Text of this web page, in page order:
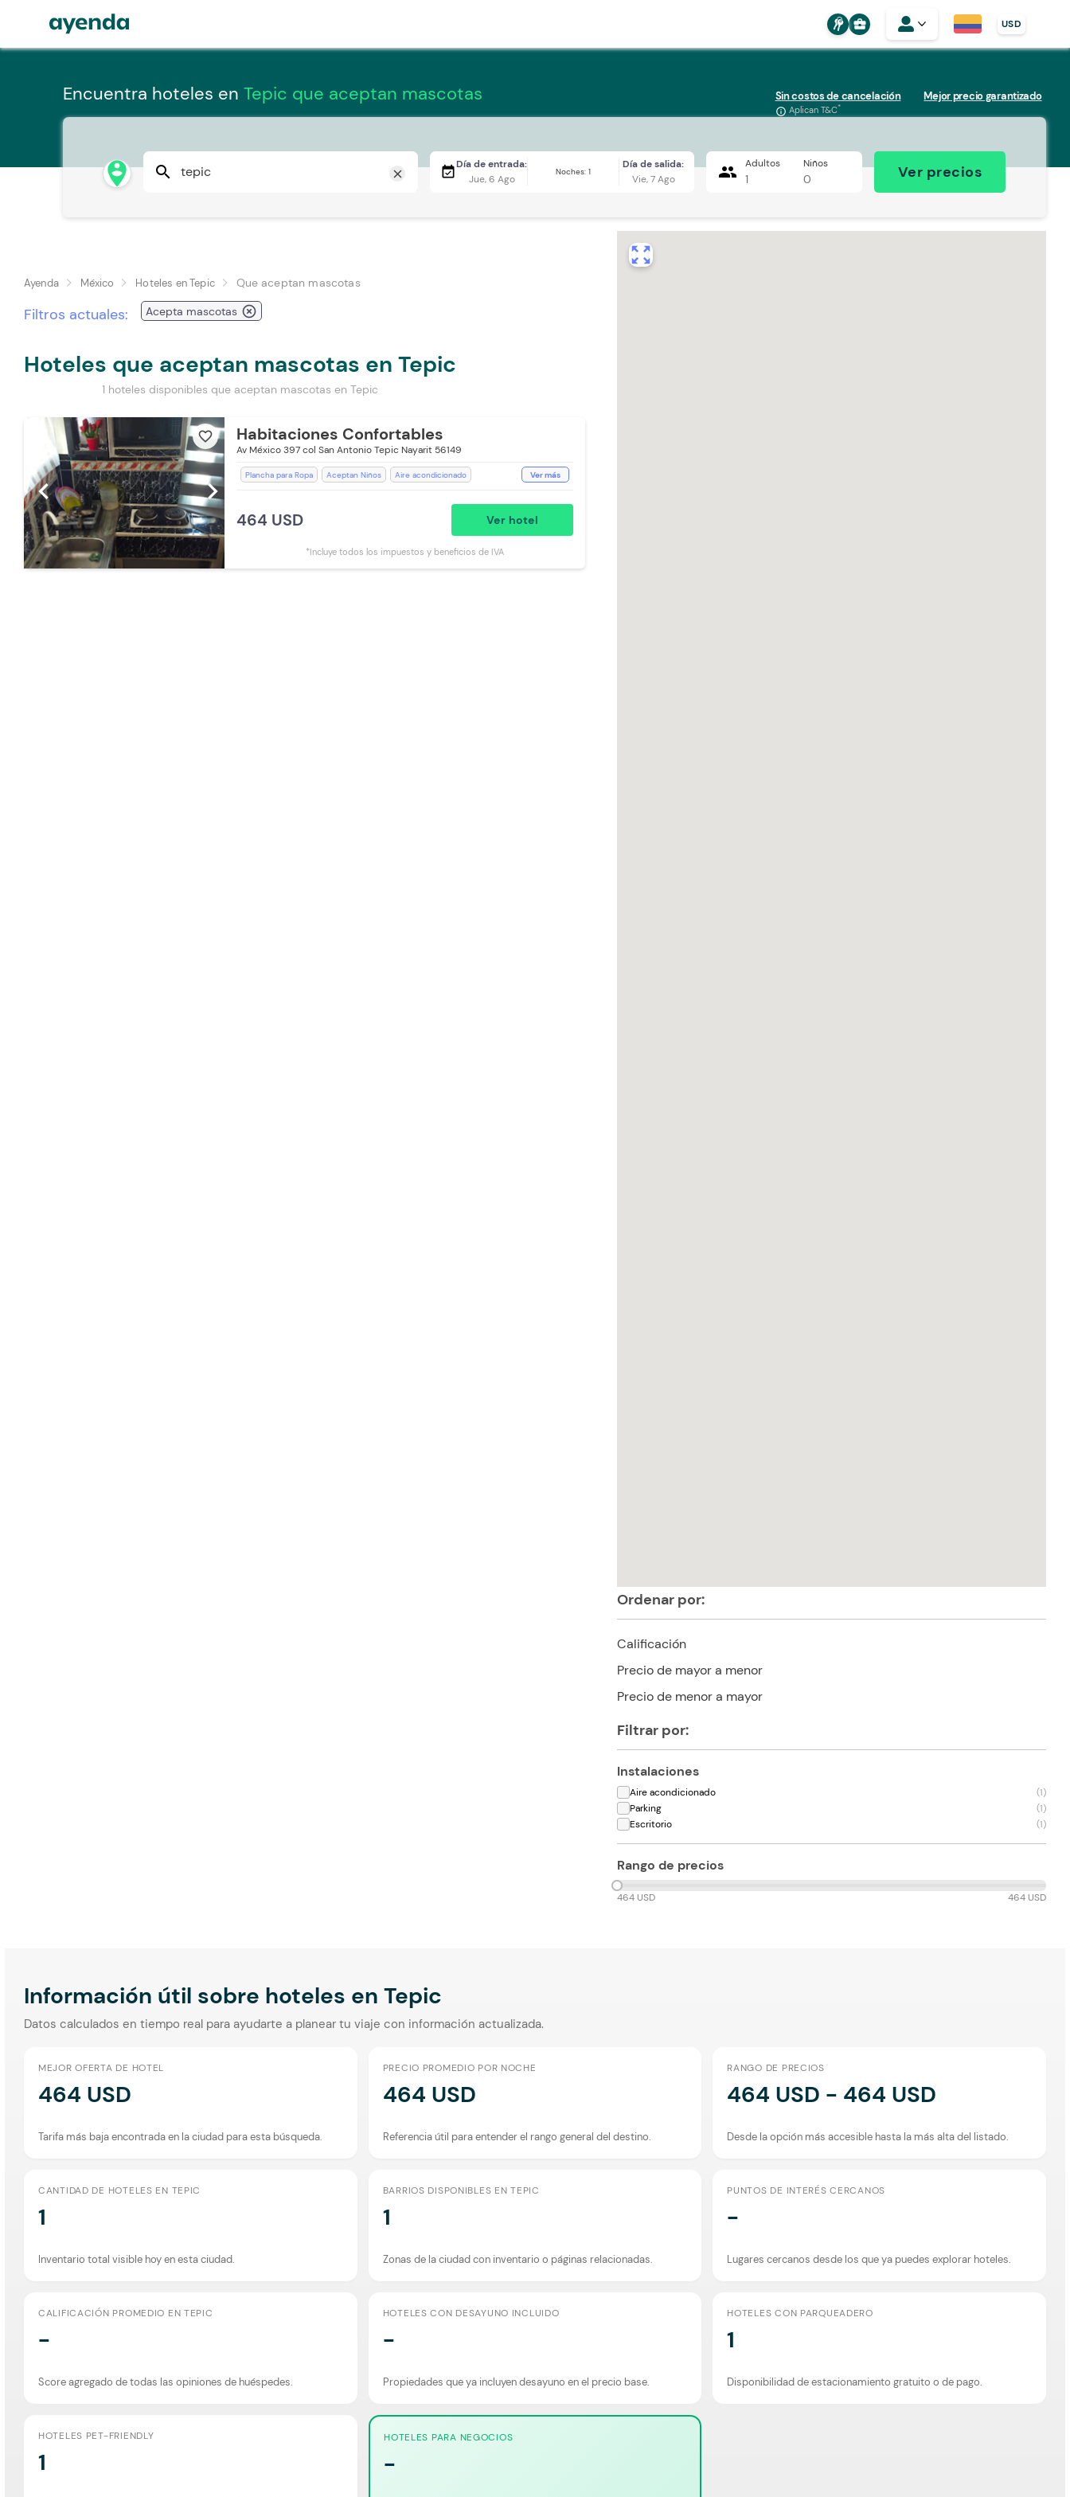
business_center USD
Encuentra hoteles en Tepic que aceptan mascotas Sin costos de cancelación
info_outline Aplican T&C*
Mejor precio garantizado
person_pin_circle search close event_availableDía de entrada:
Jue, 6 Ago
Noches: 1
Día de salida:
Vie, 7 Ago
people Adultos
1
Niños
0 Ver precios
Ayenda México Hoteles en Tepic Que aceptan mascotas
Filtros actuales: Acepta mascotas highlight_off
Hoteles que aceptan mascotas en Tepic
1 hoteles disponibles que aceptan mascotas en Tepic
favorite_border
chevron_left chevron_right
Habitaciones Confortables
Av México 397 col San Antonio Tepic Nayarit 56149
Plancha para Ropa Aceptan Niños
Aire acondicionado
Parqueadero Externo
Toallas
Ver más
464 USD Ver hotel
*Incluye todos los impuestos y beneficios de IVA
zoom_out_map
Ordenar por:
Calificación
Precio de mayor a menor
Precio de menor a mayor
Filtrar por:
Instalaciones
Aire acondicionado (1)
Parking
(1)
Escritorio
(1)
Rango de precios
464 USD 464 USD
Información útil sobre hoteles en Tepic
Datos calculados en tiempo real para ayudarte a planear tu viaje con información actualizada.
MEJOR OFERTA DE HOTEL
464 USD
Tarifa más baja encontrada en la ciudad para esta búsqueda.
PRECIO PROMEDIO POR NOCHE
464 USD
Referencia útil para entender el rango general del destino.
RANGO DE PRECIOS
464 USD - 464 USD
Desde la opción más accesible hasta la más alta del listado.
CANTIDAD DE HOTELES EN TEPIC
1
Inventario total visible hoy en esta ciudad.
BARRIOS DISPONIBLES EN TEPIC
1
Zonas de la ciudad con inventario o páginas relacionadas.
PUNTOS DE INTERÉS CERCANOS
-
Lugares cercanos desde los que ya puedes explorar hoteles.
CALIFICACIÓN PROMEDIO EN TEPIC
-
Score agregado de todas las opiniones de huéspedes.
HOTELES CON DESAYUNO INCLUIDO
-
Propiedades que ya incluyen desayuno en el precio base.
HOTELES CON PARQUEADERO
1
Disponibilidad de estacionamiento gratuito o de pago.
HOTELES PET-FRIENDLY
1
HOTELES PARA NEGOCIOS
-